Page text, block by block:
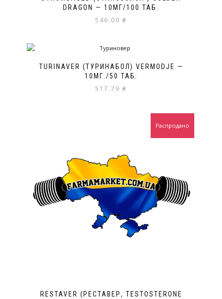
DRAGON — 10МГ/100 ТАБ.
546.00 ₴
TURINAVER (ТУРИНАБОЛ) VERMODJE —
10МГ./50 ТАБ.
517.79 ₴
RESTAVER (РЕСТАВЕР, TESTOSTERONE
Распродано